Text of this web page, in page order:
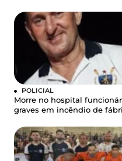
POLICIAL
Morre no hospital
graves em incêndio de